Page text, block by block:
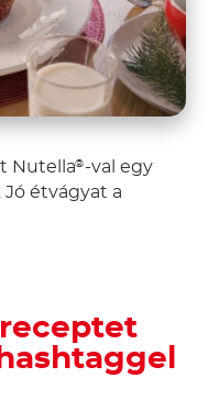
Nutella® -val egy
Jó étvágyat a